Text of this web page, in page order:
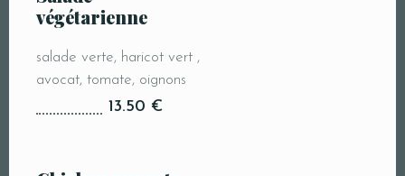
végétarienne
salade verte, haricot vert ,
avocat, tomate, oignons
13.50 €